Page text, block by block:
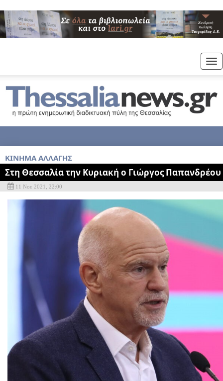
KINHMA AΛΛΑΓΗΣ
Στη Θεσσαλία την Κυριακή ο Γιώργος Παπανδρέου
11 Νοε 2021, 22:00